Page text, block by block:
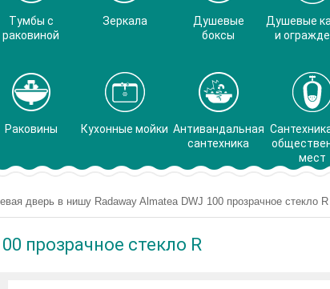
Тумбы с
раковиной
Зеркала
Душевые
боксы
Душевые
и
Раковины Кухонные мойки Антивандальная
сантехника
мест
дверь в нишу Radaway Almatea DWJ 100 прозрачное стекло R
прозрачное стекло R